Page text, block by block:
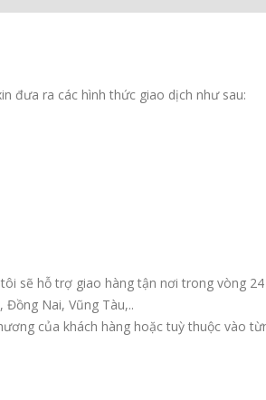
đưa ra các hình thức giao dịch như sau:
sẽ hỗ trợ giao hàng tận nơi trong vòng 24
Nai, Vũng Tàu,..
của khách hàng hoặc tuỳ thuộc vào